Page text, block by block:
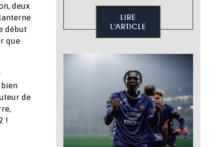
deux
début
que
de
!
LIRE
L'ARTICLE